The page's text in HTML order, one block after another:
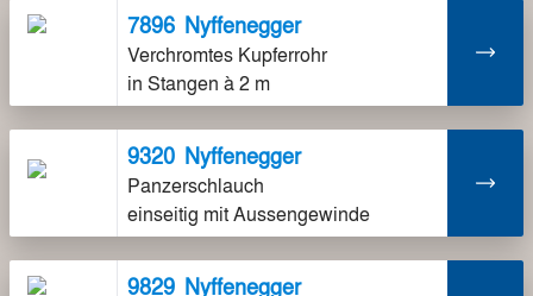
7896 Nyffenegger
Verchromtes Kupferrohr
in Stangen à 2 m
9320 Nyffenegger
Panzerschlauch
einseitig mit Aussengewinde
9829 Nyffenegger